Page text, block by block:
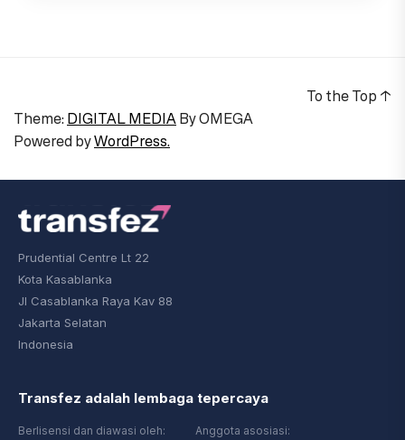
Theme: DIGITAL MEDIAByOMEGA
Powered byWordPress.
To the Top ↑
Prudential Centre Lt 22
Kota Kasablanka
Jl Casablanka Raya Kav 88
Jakarta Selatan
Indonesia
Transfez adalah lembaga tepercaya
Berlisensi dan diawasi oleh: Anggota asosiasi: